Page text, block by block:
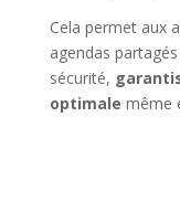
Cela permet aux
agendas
sécurité,
optimale même